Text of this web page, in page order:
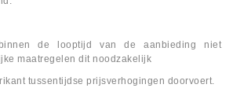
de looptijd van de aanbieding niet
maatregelen dit noodzakelijk
tussentijdse prijsverhogingen doorvoert.